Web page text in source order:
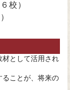
校）
材として活用され
ることが、将来の